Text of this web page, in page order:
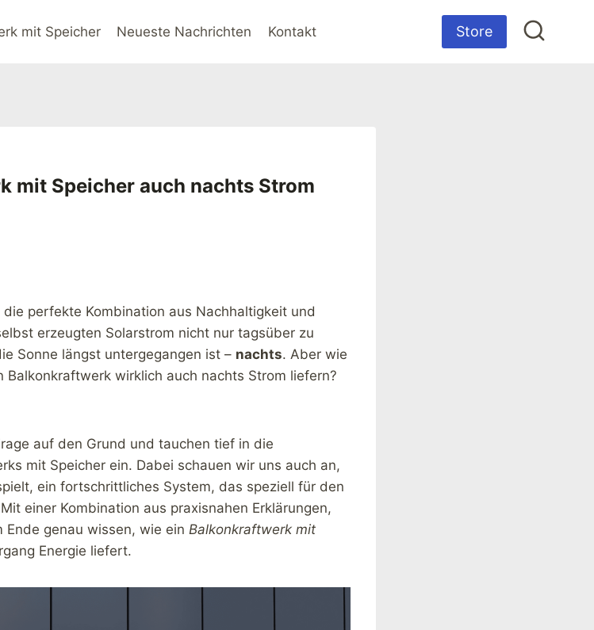
mit Speicher Neueste Nachrichten Kontakt Store
mit Speicher auch nachts Strom
perfekte Kombination aus Nachhaltigkeit und
erzeugten Solarstrom nicht nur tagsüber zu
Sonne längst untergegangen ist – nachts. Aber wie
wirklich auch nachts Strom liefern?
auf den Grund und tauchen tief in die
mit Speicher ein. Dabei schauen wir uns auch an,
ein fortschrittliches System, das speziell für den
einer Kombination aus praxisnahen Erklärungen,
genau wissen, wie ein Balkonkraftwerk mit
Energie liefert.